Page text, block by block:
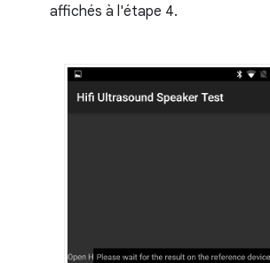
affichés à l'étape 4.